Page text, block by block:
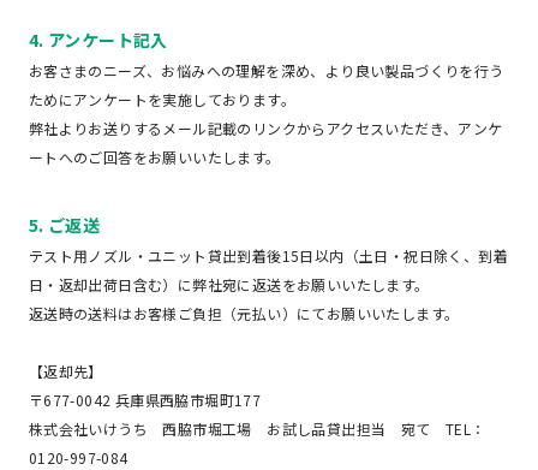
4. アンケート記入
お客さまのニーズ、お悩みへの理解を深め、より良い製品づくりを行う
ためにアンケートを実施しております。
弊社よりお送りするメール記載のリンクからアクセスいただき、アンケ
ートへのご回答をお願いいたします。
5. ご返送
テスト用ノズル・ユニット貸出到着後15日以内（土日・祝日除く、到着
日・返却出荷日含む）に弊社宛に返送をお願いいたします。
返送時の送料はお客様ご負担（元払い）にてお願いいたします。
【返却先】
〒677-0042 兵庫県西脇市堀町177
株式会社いけうち 西脇市堀工場 お試し品貸出担当 宛て TEL：
0120-997-084